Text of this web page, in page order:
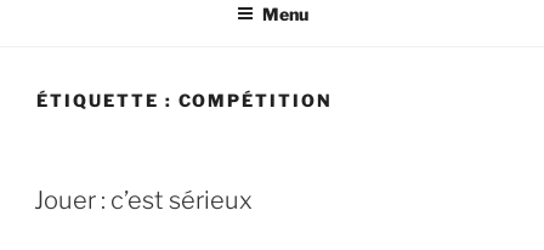
Menu
ÉTIQUETTE : COMPÉTITION
Jouer : c’est sérieux